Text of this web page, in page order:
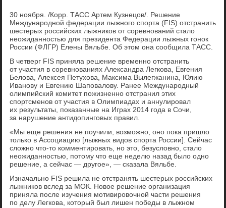
30 ноября. /Корр. ТАСС Артем Кузнецов/. Решение
Международной федерации лыжного спорта (FIS) отстранить
шестерых российских лыжников от соревнований стало
неожиданностью для президента Федерации лыжных гонок
России (ФЛГР) Елены Вяльбе. Об этом она сообщила ТАСС.
В четверг FIS приняла решение временно отстранить
от участия в соревнованиях Александра Легкова, Евгения
Белова, Алексея Петухова, Максима Вылегжанина, Юлию
Иванову и Евгению Шаповалову. Ранее Международный
олимпийский комитет пожизненно отстранил этих
спортсменов от участия в Олимпиадах и аннулировал
их результаты, показанные на Играх 2014 года в Сочи,
за нарушение антидопинговых правил.
«Мы еще решения не поучили, возможно, оно пока пришло
только в Ассоциацию [лыжных видов спорта России]. Сейчас
сложно что-то комментировать, но это, безусловно, стало
неожиданностью, потому что еще неделю назад было одно
решение, а сейчас — другое», — сказала Вяльбе.
Изначально FIS решила не отстранять шестерых российских
лыжников вслед за МОК. Новое решение организация
приняла после изучения мотивировочной части решения
по делу Легкова, который был лишен победы в лыжном